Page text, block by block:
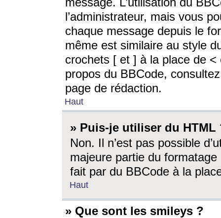
l’administrateur, mais vous
chaque message depuis le
même est similaire au style
crochets [ et ] à la place de <
propos du BBCode,
page de rédaction.
Haut
» Puis-je utiliser du HTML
Non. Il n’est pas possible
majeure partie du
fait par du BBCode à la
Haut
» Que sont les smileys ?